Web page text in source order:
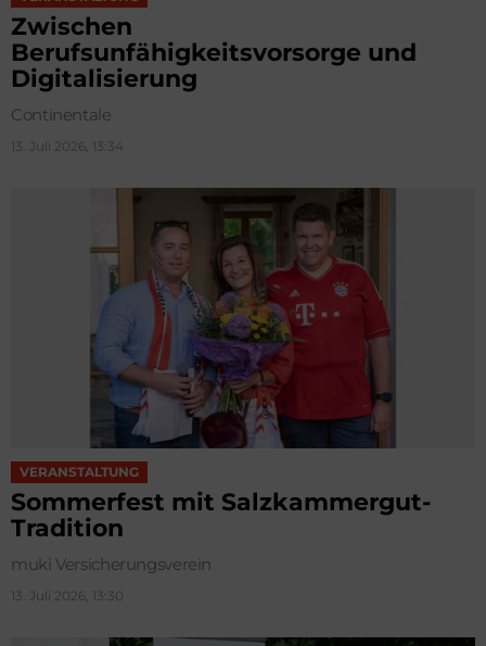
Zwischen
Berufsunfähigkeitsvorsorge und
Digitalisierung
Continentale
13. Juli 2026, 13:34
VERANSTALTUNG
Sommerfest mit Salzkammergut-
Tradition
muki Versicherungsverein
13. Juli 2026, 13:30